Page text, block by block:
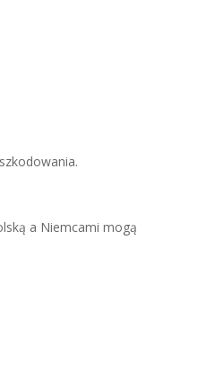
a Niemcami mogą